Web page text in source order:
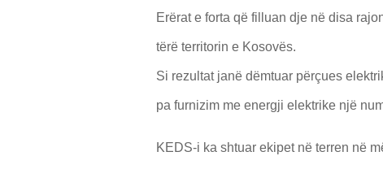
Erërat e forta që filluan dje në disa
tërë territorin e Kosovës.
Si rezultat janë dëmtuar përçues
pa furnizim me energji elektrike një
KEDS-i ka shtuar ekipet në terren në